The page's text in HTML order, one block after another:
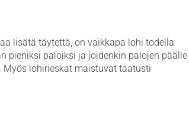
lisätä täytettä, on vaikkapa lohi todella
pieniksi paloiksi ja joidenkin palojen päälle
lohirieskat maistuvat taatusti